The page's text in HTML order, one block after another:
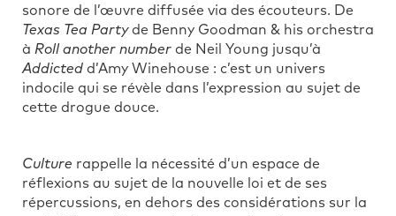
sonore de l’œuvre diffusée via des écouteurs. De
Texas Tea Partyde Benny Goodman & his orchestra
à Roll another number de Neil Young jusqu’à
Addicted d’Amy Winehouse : c’est un univers
indocile qui se révèle dans l’expression au sujet de
cette drogue douce.
Culture rappelle la nécessité d’un espace de
réflexions au sujet de la nouvelle loi et de ses
répercussions, en dehors des considérations sur la